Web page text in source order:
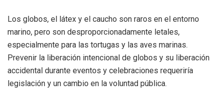
Los globos, el látex y el caucho son raros en el entorno
marino, pero son desproporcionadamente letales,
especialmente para las tortugas y las aves marinas.
Prevenir la liberación intencional de globos y su liberación
accidental durante eventos y celebraciones requeriría
legislación y un cambio en la voluntad pública.